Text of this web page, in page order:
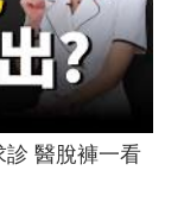
診 醫脫褲一看